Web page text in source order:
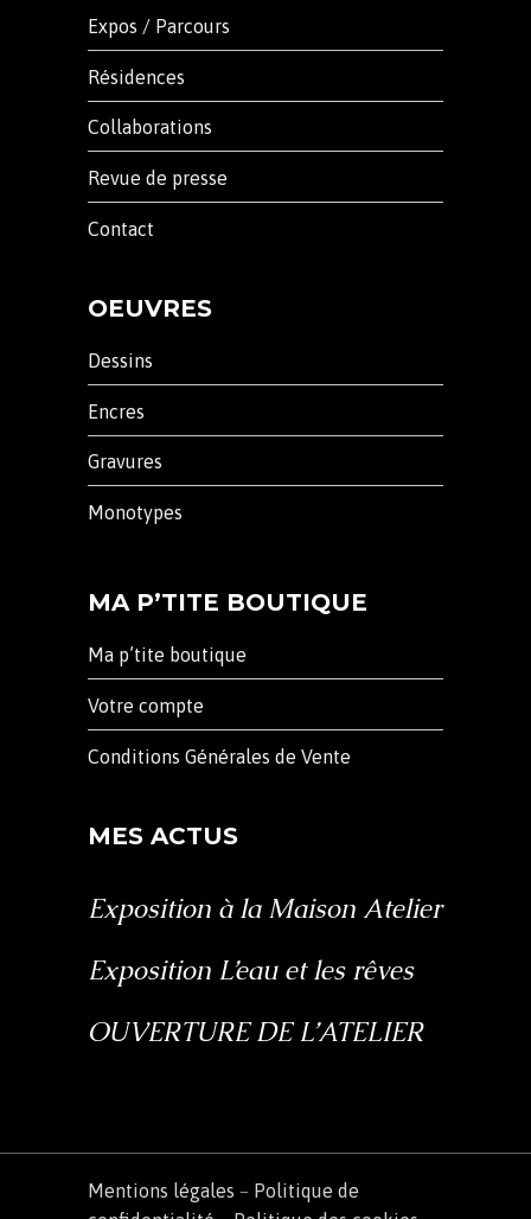
Expos / Parcours
Résidences
Collaborations
Revue de presse
Contact
OEUVRES
Dessins
Encres
Gravures
Monotypes
MA P’TITE BOUTIQUE
Ma p’tite boutique
Votre compte
Conditions Générales de Vente
MES ACTUS
Exposition à la Maison Atelier
Exposition L’eau et les rêves
OUVERTURE DE L’ATELIER
Mentions légales – Politique de